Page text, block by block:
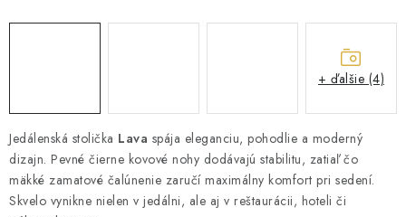
FAQ - NAJČASTEJŠIE OTÁZKY
Všeobecné obchodné podmienky
Reklamácia vrátenie tovaru
Kontakty
Jedálenská stolička Lava spája eleganciu, pohodlie a moderný
dizajn. Pevné čierne kovové nohy dodávajú stabilitu, zatiaľ čo
mäkké zamatové čalúnenie zaručí maximálny komfort pri sedení.
Skvelo vynikne nielen v jedálni, ale aj v reštaurácii, hoteli či
+ ďalšie (4)